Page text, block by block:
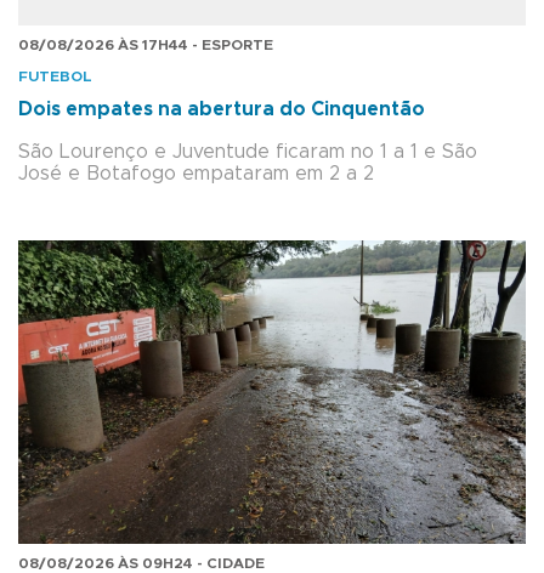
08/08/2026 ÀS 17H44 - ESPORTE
FUTEBOL
Dois empates na abertura do Cinquentão
São Lourenço e Juventude ficaram no 1 a 1 e São
José e Botafogo empataram em 2 a 2
08/08/2026 ÀS 09H24 - CIDADE